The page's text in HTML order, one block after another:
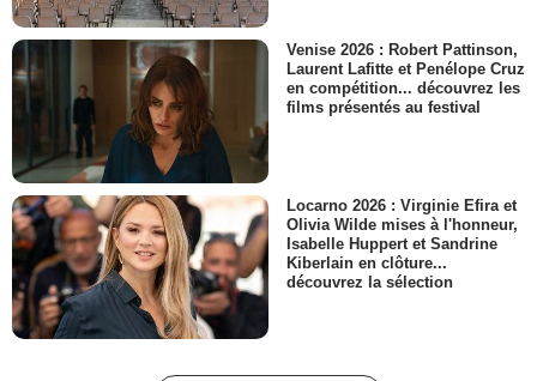
Venise 2026 : Robert Pattinson,
Laurent Lafitte et Penélope Cruz
en compétition... découvrez les
films présentés au festival
Locarno 2026 : Virginie Efira et
Olivia Wilde mises à l'honneur,
Isabelle Huppert et Sandrine
Kiberlain en clôture...
découvrez la sélection